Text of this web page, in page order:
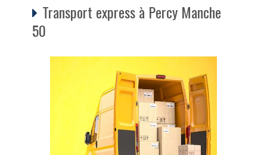
Transport express à Percy Manche
50